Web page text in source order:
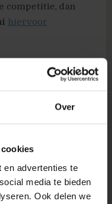
Over
en advertenties te
media te bieden
Ook delen we
competitie, dan
hiervoor
competitie
converting